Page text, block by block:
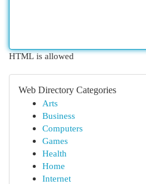
HTML is allowed
Web Directory Categories
Arts
Business
Computers
Games
Health
Home
Internet